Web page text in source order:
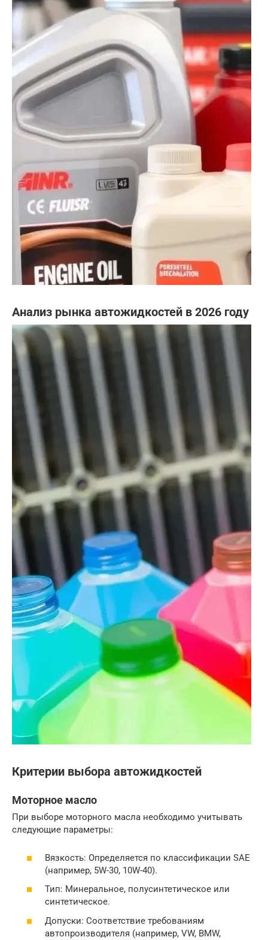
Анализ рынка автожидкостей в 2026 году
Критерии выбора автожидкостей
Моторное масло
При выборе моторного масла необходимо учитывать
следующие параметры:
Вязкость: Определяется по классификации SAE
(например, 5W-30, 10W-40).
Тип: Минеральное, полусинтетическое или
синтетическое.
Допуски: Соответствие требованиям
автопроизводителя (например, VW, BMW,